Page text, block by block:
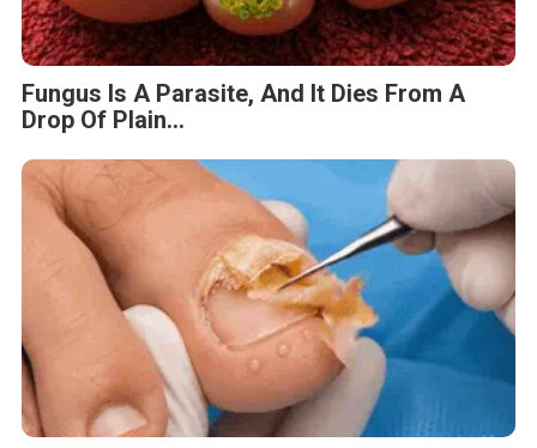
Fungus Is A Parasite, And It Dies From A
Drop Of Plain...